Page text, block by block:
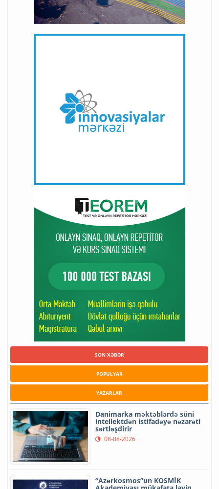
SON XƏBƏR
POPULYAR
YAZARLAR
Danimarka məktəblərdə süni
intellektdən istifadəyə nəzarəti
sərtləşdirir
08-08-2026
“Azərkosmos”un KOSMİK